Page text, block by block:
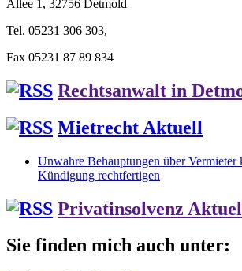
Allee 1, 32756 Detmold
Tel. 05231 306 303,
Fax 05231 87 89 834
Rechtsanwalt in
Mietrecht Aktuell
Unwahre Behauptungen über Vermieter
Kündigung rechtfertigen
Privatinsolvenz
Sie finden mich auch unter: